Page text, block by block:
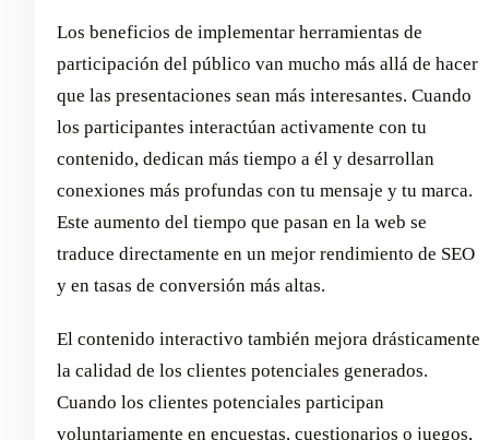
Los beneficios de implementar herramientas de
participación del público van mucho más allá de hacer
que las presentaciones sean más interesantes. Cuando
los participantes interactúan activamente con tu
contenido, dedican más tiempo a él y desarrollan
conexiones más profundas con tu mensaje y tu marca.
Este aumento del tiempo que pasan en la web se
traduce directamente en un mejor rendimiento de SEO
y en tasas de conversión más altas.
El contenido interactivo también mejora drásticamente
la calidad de los clientes potenciales generados.
Cuando los clientes potenciales participan
voluntariamente en encuestas, cuestionarios o juegos,